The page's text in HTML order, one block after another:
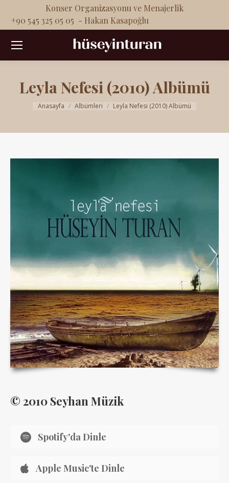
Konser Organizasyonu ve Menajerlik
+90 545 325 05 05 - Hakan Kasapoğlu
page
in
window
page
in
window
page
in in
Leyla Nefesi (2010) Albümü
You are here:
Anasayfa Albümleri Leyla Nefesi (2010) Albümü
© 2010 Seyhan Müzik
Spotify'da Dinle
Apple Music'te Dinle